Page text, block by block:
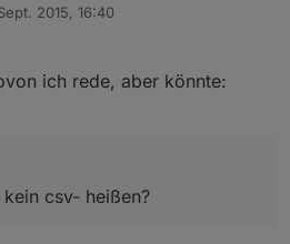
2015, 16:40
ich rede, aber könnte:
csv- heißen?